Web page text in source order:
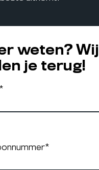
weten? Wij
je terug!
*
*